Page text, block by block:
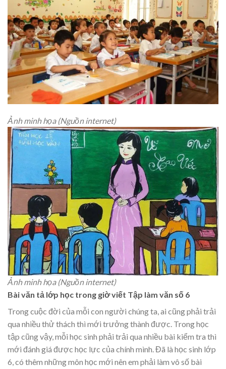
Ảnh minh họa (Nguồn internet)
Ảnh minh họa (Nguồn internet)
Bài văn tả lớp học trong giờ viết Tập làm văn số 6
Trong cuộc đời của mỗi con người chúng ta, ai cũng phải trải
qua nhiều thử thách thì mới trưởng thành được. Trong học
tập cũng vậy, mỗi học sinh phải trải qua nhiều bài kiểm tra thì
mới đánh giá được học lực của chính mình. Đã là học sinh lớp
6, có thêm những môn học mới nên em phải làm vô số bài